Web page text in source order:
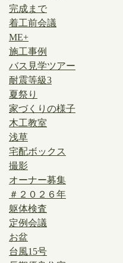
完成まで
着工前会議
ME+
施工事例
バス見学ツアー
耐震等級3
夏祭り
家づくりの様子
木工教室
浅草
宅配ボックス
撮影
オーナー募集
＃２０２６年
躯体検査
定例会議
お盆
台風15号